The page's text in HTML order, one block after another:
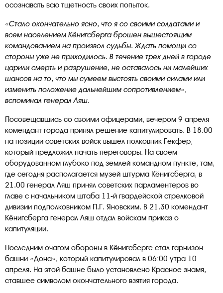
осознавать всю тщетность своих попыток.
«Стало окончательно ясно, что я со своими солдатами и
всем населением Кёнигсберга брошен вышестоящим
командованием на произвол судьбы. Ждать помощи со
стороны уже не приходилось. В течение трех дней в городе
царили смерть и разрушение, не оставалось ни малейших
шансов на то, что мы сумеем выстоять своими силами или
изменить положение дальнейшим сопротивлением»,
вспоминал генерал Ляш.
Посовещавшись со своими офицерами, вечером 9 апреля
комендант города принял решение капитулировать. В 18.00
на позиции советских войск вышел полковник Гекфер,
который предложил начать переговоры. На своем
оборудованном глубоко под землей командном пункте, там,
где сегодня располагается музей штурма Кёнигсберга, в
21.00 генерал Ляш принял советских парламентеров во
главе с начальником штаба 11-й гвардейской стрелковой
дивизии подполковником П.Г. Яновским. В 21.30 комендант
Кёнигсберга генерал Ляш отдал войскам приказ о
капитуляции.
Последним очагом обороны в Кёнигсберге стал гарнизон
башни «Дона», который капитулировал в 06:00 утра 10
апреля. На этой башне было установлено Красное знамя,
ставшее символом окончательного взятия города.